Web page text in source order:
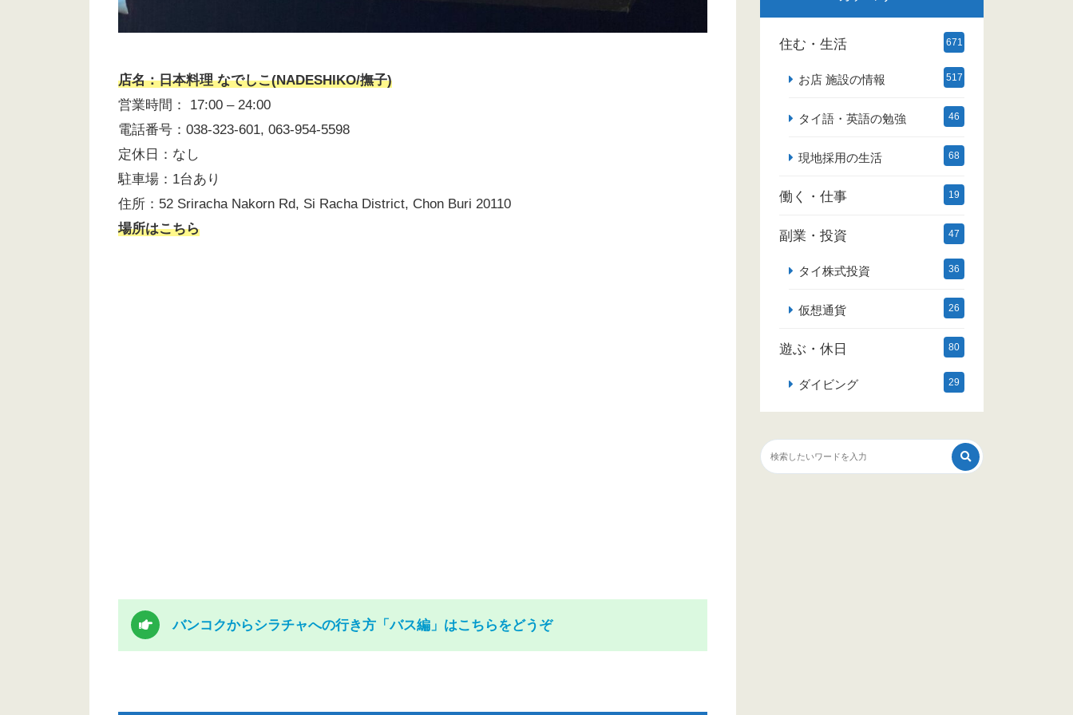
店名：日本料理 なでしこ(NADESHIKO/撫子)
営業時間： 17:00 – 24:00
電話番号：038-323-601, 063-954-5598
定休日：なし
駐車場：1台あり
住所：52 Sriracha Nakorn Rd, Si Racha District, Chon Buri 20110
場所はこちら
バンコクからシラチャへの行き方「バス編」はこちらをどうぞ
住む・生活 671
お店 施設の情報 517
タイ語・英語の勉強 46
現地採用の生活 68
働く・仕事 19
副業・投資 47
タイ株式投資 36
仮想通貨 26
遊ぶ・休日 80
ダイビング 29